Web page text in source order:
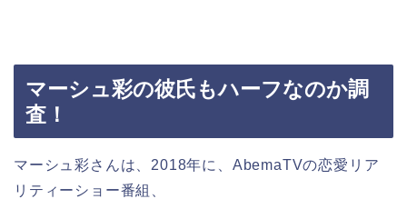
マーシュ彩の彼氏もハーフなのか調
査！
マーシュ彩さんは、2018年に、AbemaTVの恋愛リア
リティーショー番組、